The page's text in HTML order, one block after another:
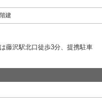
建
藤沢駅北口徒歩3分、提携駐車